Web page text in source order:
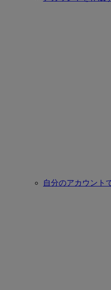
自分のアカウント